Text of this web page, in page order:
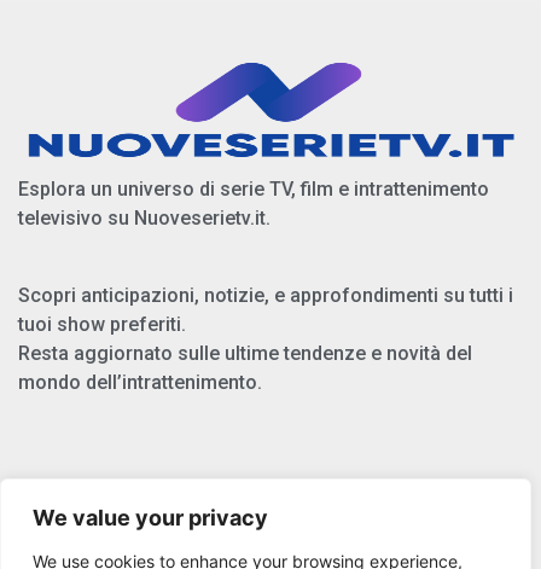
We value your privacy
We use cookies to enhance your browsing experience,
Esplora un universo di serie TV, film e intrattenimento
televisivo su Nuoveserietv.it.
Scopri anticipazioni, notizie, e approfondimenti su tutti i
tuoi show preferiti.
Resta aggiornato sulle ultime tendenze e novità del
mondo dell’intrattenimento.
Privacy Policy